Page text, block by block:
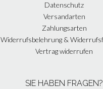
Datenschutz
Versandarten
Zahlungsarten
Widerrufsbelehrung &
Vertrag widerrufen
SIE HABEN FRAGEN?